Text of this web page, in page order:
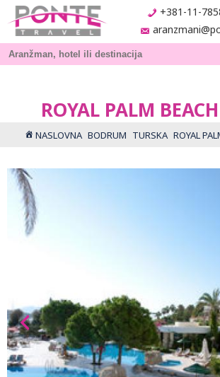
+381-11-
ROYAL PALM
NASLOVNA BODRUM TURSKA ROYAL